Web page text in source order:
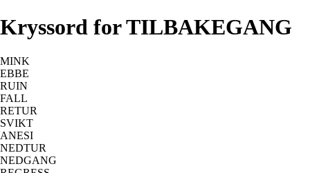
Kryssord for TILBAKEGANG
MINK
EBBE
RUIN
FALL
RETUR
SVIKT
ANESI
NEDTUR
NEDGANG